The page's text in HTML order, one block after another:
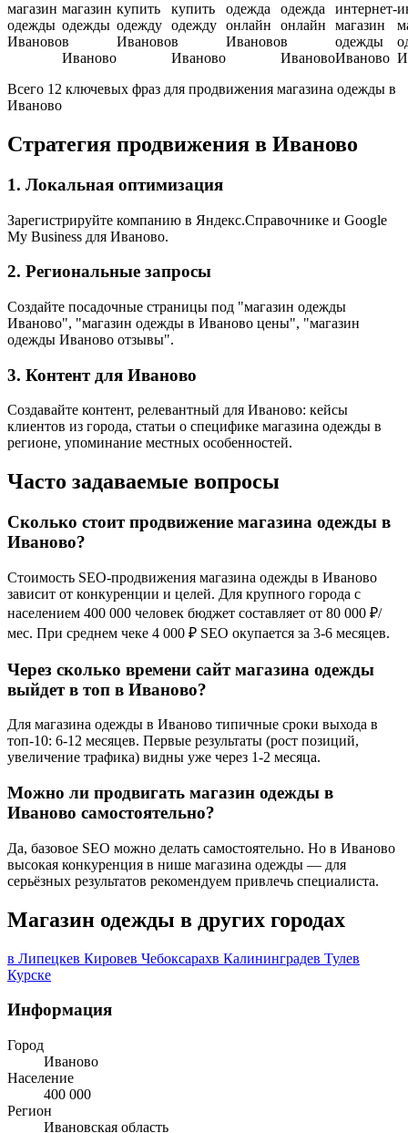
магазин
одежды
Иваново
магазин
одежды
в
Иваново
купить
одежду
Иваново
купить
одежду
в
Иваново
одежда
онлайн
Иваново
одежда
онлайн
в
Иваново
интернет-
магазин
одежды
Иваново
Всего 12 ключевых фраз для продвижения магазина одежды в
Иваново
Стратегия продвижения в Иваново
1. Локальная оптимизация
Зарегистрируйте компанию в Яндекс.Справочнике и Google
My Business для Иваново.
2. Региональные запросы
Создайте посадочные страницы под "магазин одежды
Иваново", "магазин одежды в Иваново цены", "магазин
одежды Иваново отзывы".
3. Контент для Иваново
Создавайте контент, релевантный для Иваново: кейсы
клиентов из города, статьи о специфике магазина одежды в
регионе, упоминание местных особенностей.
Часто задаваемые вопросы
Сколько стоит продвижение магазина одежды в
Иваново?
Стоимость SEO-продвижения магазина одежды в Иваново
зависит от конкуренции и целей. Для крупного города с
населением 400 000 человек бюджет составляет от 80 000 ₽/
мес. При среднем чеке 4 000 ₽ SEO окупается за 3-6 месяцев.
Через сколько времени сайт магазина одежды
выйдет в топ в Иваново?
Для магазина одежды в Иваново типичные сроки выхода в
топ-10: 6-12 месяцев. Первые результаты (рост позиций,
увеличение трафика) видны уже через 1-2 месяца.
Можно ли продвигать магазин одежды в
Иваново самостоятельно?
Да, базовое SEO можно делать самостоятельно. Но в Иваново
высокая конкуренция в нише магазина одежды — для
серьёзных результатов рекомендуем привлечь специалиста.
Магазин одежды в других городах
в Липецкев Кировев Чебоксарахв Калининградев Тулев
Курске
Информация
Город
Иваново
Население
400 000
Регион
Ивановская область